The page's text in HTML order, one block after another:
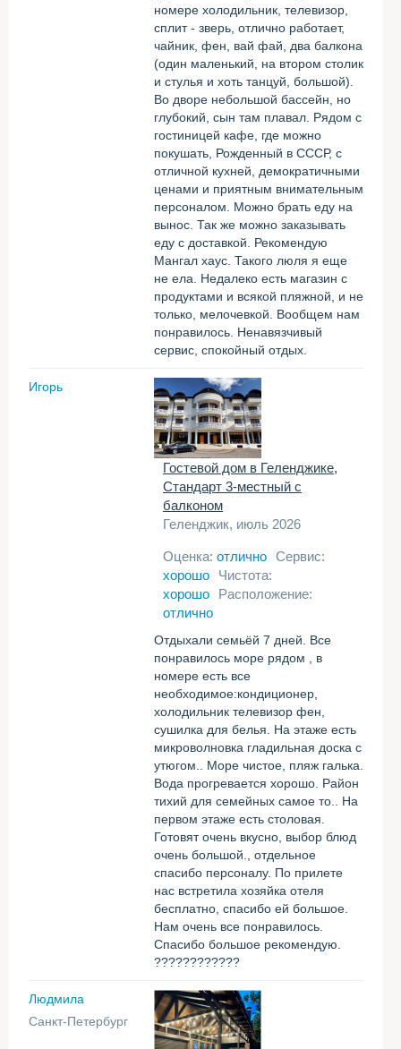
номере холодильник, телевизор,
сплит - зверь, отлично работает,
чайник, фен, вай фай, два балкона
(один маленький, на втором столик
и стулья и хоть танцуй, большой).
Во дворе небольшой бассейн, но
глубокий, сын там плавал. Рядом с
гостиницей кафе, где можно
покушать, Рожденный в СССР, с
отличной кухней, демократичными
ценами и приятным внимательным
персоналом. Можно брать еду на
вынос. Так же можно заказывать
еду с доставкой. Рекомендую
Мангал хаус. Такого люля я еще
не ела. Недалеко есть магазин с
продуктами и всякой пляжной, и не
только, мелочевкой. Вообщем нам
понравилось. Ненавязчивый
сервис, спокойный отдых.
Игорь
Гостевой дом в Геленджике,
Стандарт 3-местный с
балконом
Геленджик, июль 2026
Оценка: отлично Сервис:
хорошо
Чистота:
хорошо
Расположение:
отлично
Отдыхали семьёй 7 дней. Все
понравилось море рядом , в
номере есть все
необходимое:кондиционер,
холодильник телевизор фен,
сушилка для белья. На этаже есть
микроволновка гладильная доска с
утюгом.. Море чистое, пляж галька.
Вода прогревается хорошо. Район
тихий для семейных самое то.. На
первом этаже есть столовая.
Готовят очень вкусно, выбор блюд
очень большой., отдельное
спасибо персоналу. По прилете
нас встретила хозяйка отеля
бесплатно, спасибо ей большое.
Нам очень все понравилось.
Спасибо большое рекомендую.
????????????
Людмила
Санкт-Петербург